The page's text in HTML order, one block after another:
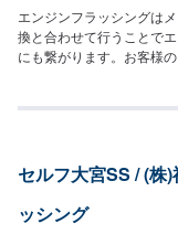
エンジンフラッシングは
換と合わせて行うことで
にも繋がります。お客様
セルフ大宮SS / (株
ッシング